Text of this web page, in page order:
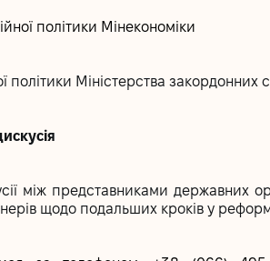
політики Мінекономіки
політики Міністерства закордонних
між представниками державних
щодо подальших кроків у